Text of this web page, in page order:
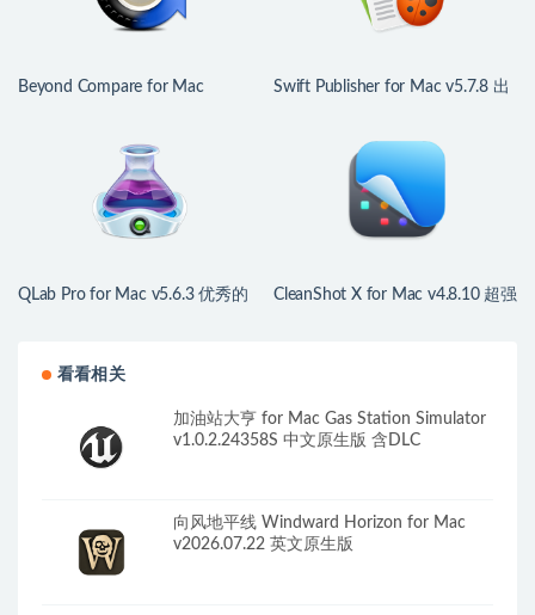
Beyond Compare for Mac
Swift Publisher for Mac v5.7.8 出
QLab Pro for Mac v5.6.3 优秀的
CleanShot X for Mac v4.8.10 超强
看看相关
加油站大亨 for Mac Gas Station Simulator
v1.0.2.24358S 中文原生版 含DLC
向风地平线 Windward Horizon for Mac
v2026.07.22 英文原生版